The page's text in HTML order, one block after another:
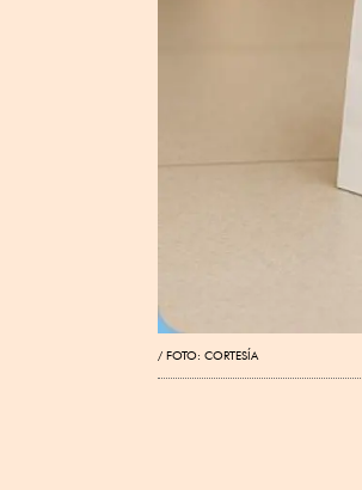
FOTO: CORTESÍA